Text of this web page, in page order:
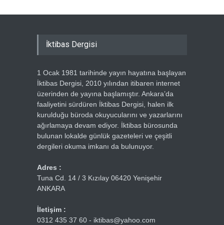
İktibas Dergisi
1 Ocak 1981 tarihinde yayın hayatına başlayan
İktibas Dergisi, 2010 yılından itibaren internet
üzerinden de yayına başlamıştır. Ankara’da
faaliyetini sürdüren İktibas Dergisi, halen ilk
kurulduğu büroda okuyucularını ve yazarlarını
ağırlamaya devam ediyor. İktibas bürosunda
bulunan lokalde günlük gazeteleri ve çeşitli
dergileri okuma imkanı da bulunuyor.
Adres :
Tuna Cd. 14 / 3 Kızılay 06420 Yenişehir
ANKARA
İletişim :
0312 435 37 60 - iktibas@yahoo.com